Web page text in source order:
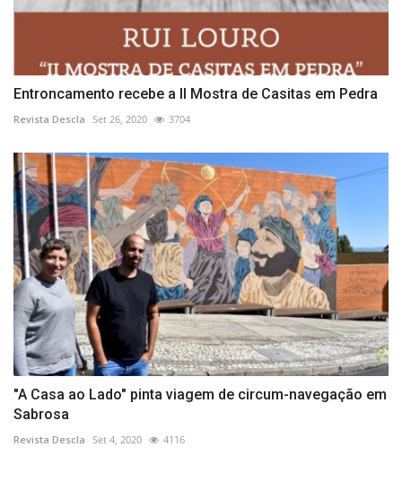
Entroncamento recebe a II Mostra de Casitas em Pedra
Revista Descla Set 26, 2020 3704
"A Casa ao Lado" pinta viagem de circum-navegação em
Sabrosa
Revista Descla Set 4, 2020 4116